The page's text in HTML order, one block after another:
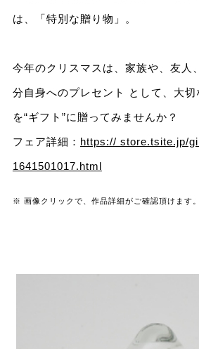
は、「特別な贈り物」。
今年のクリスマスは、家族や、友人
分自身へのプレセント として、大
を“ギフト”に贈ってみませんか？
フェア詳細： https:// store.tsite.jp/
1641501017.html
※ 画像クリックで、作品詳細がご確認頂けます。